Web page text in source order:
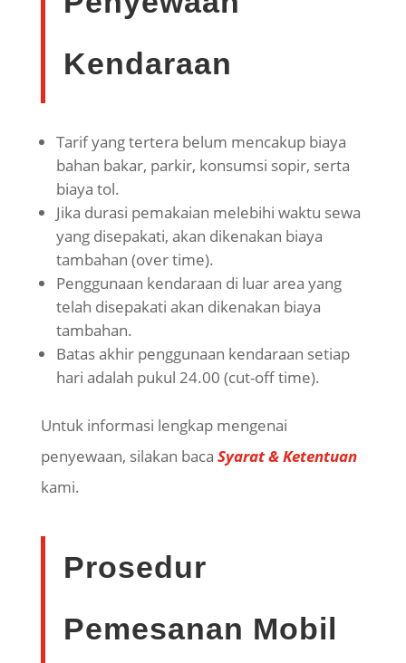
Kendaraan
Tarif yang tertera belum mencakup biaya
bahan bakar, parkir, konsumsi sopir, serta
biaya tol.
Jika durasi pemakaian melebihi waktu sewa
yang disepakati, akan dikenakan biaya
tambahan (over time).
Penggunaan kendaraan di luar area yang
telah disepakati akan dikenakan biaya
tambahan.
Batas akhir penggunaan kendaraan setiap
hari adalah pukul 24.00 (cut-off time).
Untuk informasi lengkap mengenai
penyewaan, silakan baca Syarat & Ketentuan
kami.
Prosedur
Pemesanan Mobil